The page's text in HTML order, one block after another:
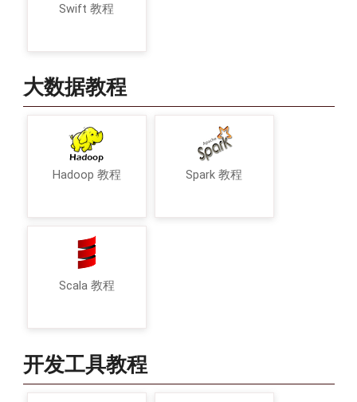
Swift 教程
大数据教程
Hadoop 教程 Spark 教程
Scala 教程
开发工具教程